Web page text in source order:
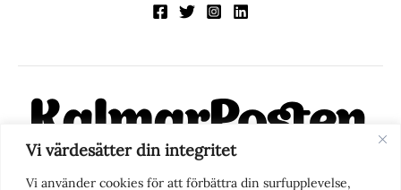
Vi värdesätter din integritet
Vi använder cookies för att förbättra din surfupplevelse,
KalmarPosten är en modern lokalnyhetstidning på nätet. Med
fokus på Kalmarregionen, men också med blick för det större